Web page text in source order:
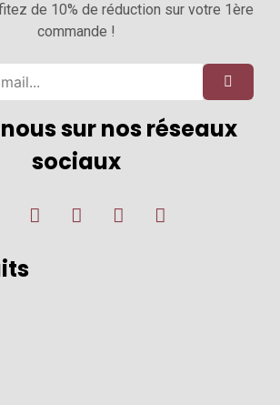
de 10% de réduction sur votre 1ère
commande !
sur nos réseaux
sociaux